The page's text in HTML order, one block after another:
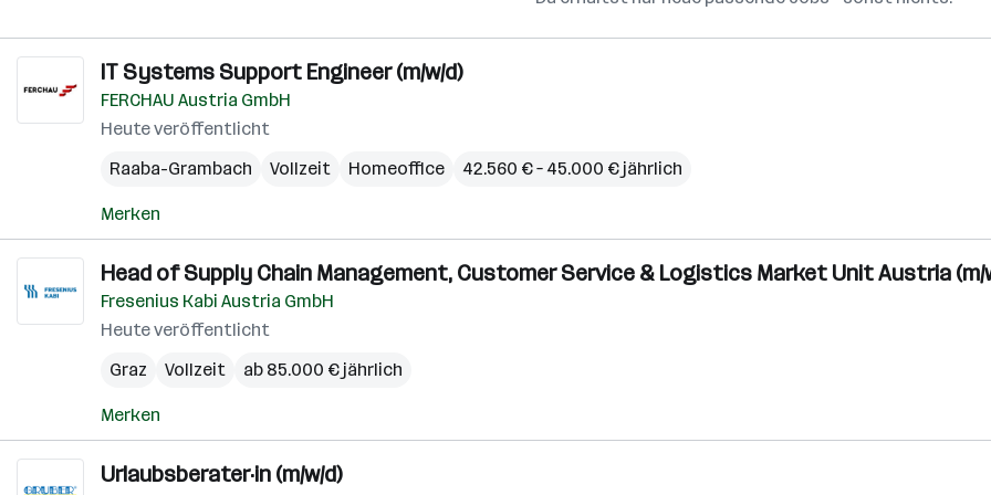
IT Systems Support Engineer (m/w/d)
FERCHAU Austria GmbH
Heute veröffentlicht
Raaba-Grambach
Vollzeit Homeoffice 42.560 € – 45.000 € jährlich
Merken
Head of Supply Chain Management, Customer Service & Logistics Market Unit Austria (m/
Fresenius Kabi Austria GmbH
Heute veröffentlicht
Graz
Vollzeit ab 85.000 € jährlich
Merken
Urlaubsberater·in (m/w/d)